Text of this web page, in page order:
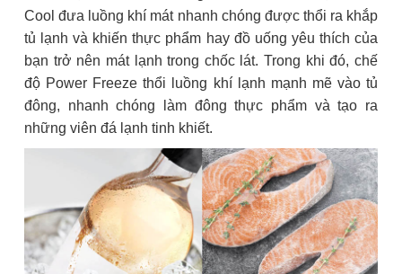
Cool đưa luồng khí mát nhanh chóng được thổi ra khắp
tủ lạnh và khiến thực phẩm hay đồ uống yêu thích của
bạn trở nên mát lạnh trong chốc lát. Trong khi đó, chế
độ Power Freeze thổi luồng khí lạnh mạnh mẽ vào tủ
đông, nhanh chóng làm đông thực phẩm và tạo ra
những viên đá lạnh tinh khiết.